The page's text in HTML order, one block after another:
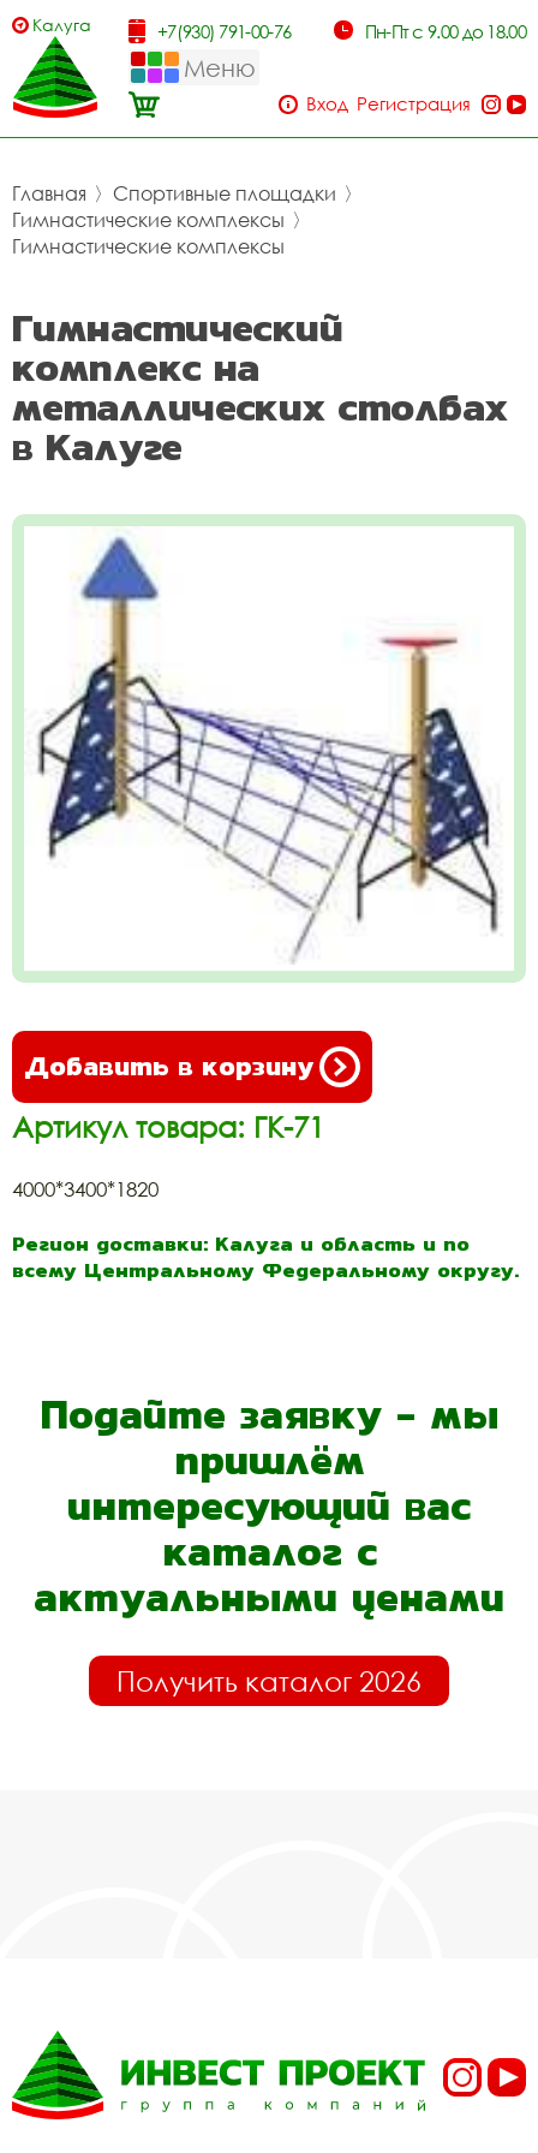
Калуга +7(930) 791-00-76 Пн-Пт с 9.00 до 18.00
Меню
Вход Регистрация
Главная 〉 Спортивные площадки 〉
Гимнастические комплексы 〉
Гимнастические комплексы
Гимнастический
комплекс на
металлических столбах
в Калуге
Добавить в корзину
Артикул товара: ГК-71
4000*3400*1820
Регион доставки: Калуга и область и по
всему Центральному Федеральному округу.
Подайте заявку - мы
пришлём
интересующий вас
каталог с
актуальными ценами
Получить каталог 2026